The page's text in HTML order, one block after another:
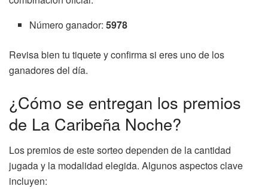
Número ganador:5978
Revisa bien tu tiquete y confirma si eres uno de los
ganadores del día.
¿Cómo se entregan los premios
de La Caribeña Noche?
Los premios de este sorteo dependen de la cantidad
jugada y la modalidad elegida. Algunos aspectos clave
incluyen: